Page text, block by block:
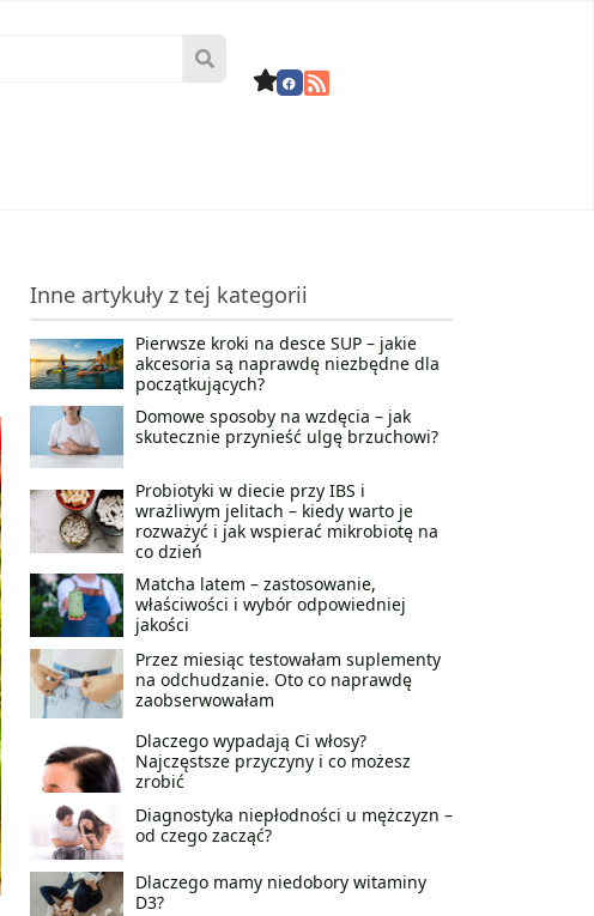
Inne artykuły z tej kategorii
Pierwsze kroki na desce SUP – jakie
akcesoria są naprawdę niezbędne dla
początkujących?
Domowe sposoby na wzdęcia – jak
skutecznie przynieść ulgę brzuchowi?
Probiotyki w diecie przy IBS i
wrażliwym jelitach – kiedy warto je
rozważyć i jak wspierać mikrobiotę na
co dzień
Matcha latem – zastosowanie,
właściwości i wybór odpowiedniej
jakości
Przez miesiąc testowałam suplementy
na odchudzanie. Oto co naprawdę
zaobserwowałam
Dlaczego wypadają Ci włosy?
Najczęstsze przyczyny i co możesz
zrobić
Diagnostyka niepłodności u mężczyzn –
od czego zacząć?
Dlaczego mamy niedobory witaminy
D3?